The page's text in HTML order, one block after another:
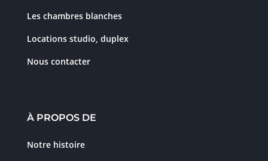
Les chambres blanches
Locations studio, duplex
Nous contacter
À PROPOS DE
Notre histoire